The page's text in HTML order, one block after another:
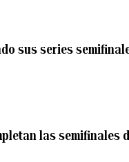
sus series
las semifinales